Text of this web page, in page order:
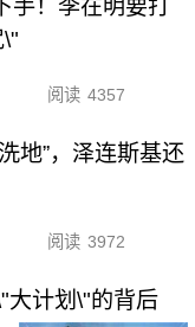
手！李在明要打
阅读 4357
地”，泽连斯基还
阅读 3972
大计划\"的背后